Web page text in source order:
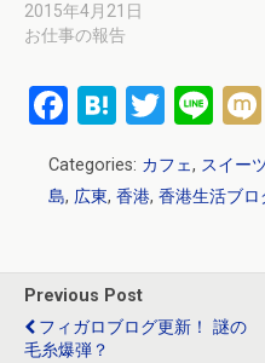
2015年4月21日
お仕事の報告
F
ce
o
o
k
H
e
a
T
tt
Li
e
Categories: カフェ, スイー
島, 広東, 香港, 香港生活ブロ
Previous Post
フィガロブログ更新！ 謎の
毛糸爆弾？